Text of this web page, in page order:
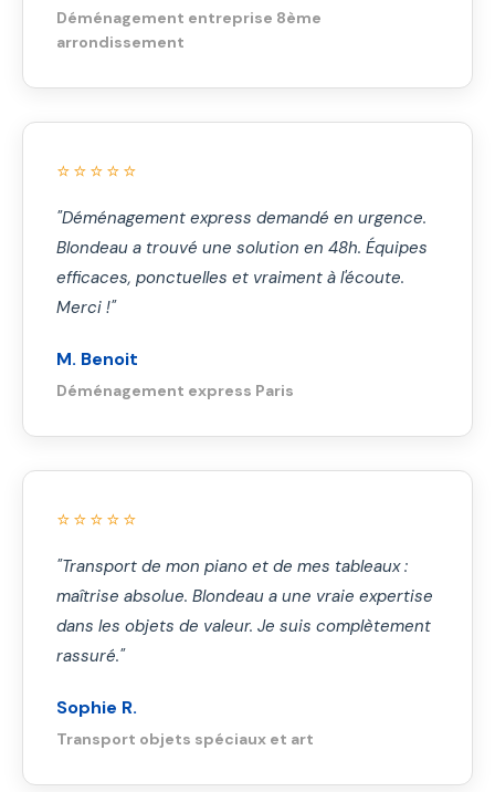
Déménagement entreprise 8ème
arrondissement
⭐⭐⭐⭐⭐
"Déménagement express demandé en urgence.
Blondeau a trouvé une solution en 48h. Équipes
efficaces, ponctuelles et vraiment à l'écoute.
Merci !"
M. Benoit
Déménagement express Paris
⭐⭐⭐⭐⭐
"Transport de mon piano et de mes tableaux :
maîtrise absolue. Blondeau a une vraie expertise
dans les objets de valeur. Je suis complètement
rassuré."
Sophie R.
Transport objets spéciaux et art